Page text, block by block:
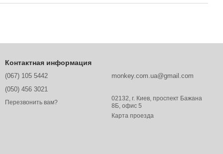
Контактная информация
(067) 105 5442
(050) 456 3021
Перезвонить вам?
monkey.com.ua@gmail.com
02132, г. Киев, проспект Бажана
8Б, офис 5
Карта проезда